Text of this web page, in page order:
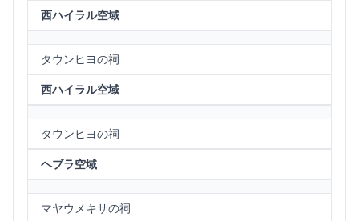
西ハイラル空域
タウンヒヨの祠
西ハイラル空域
タウンヒヨの祠
ヘブラ空域
マヤウメキサの祠